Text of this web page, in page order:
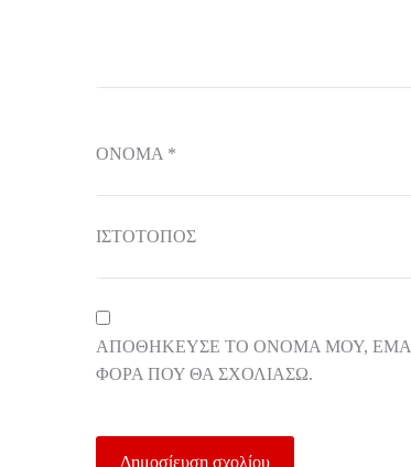
ΌΝΟΜΑ *
ΙΣΤΌΤΟΠΟΣ
ΑΠΟΘΉΚΕΥΣΕ ΤΟ ΌΝΟΜΆ ΜΟΥ,
ΦΟΡΆ ΠΟΥ ΘΑ ΣΧΟΛΙΆΣΩ.